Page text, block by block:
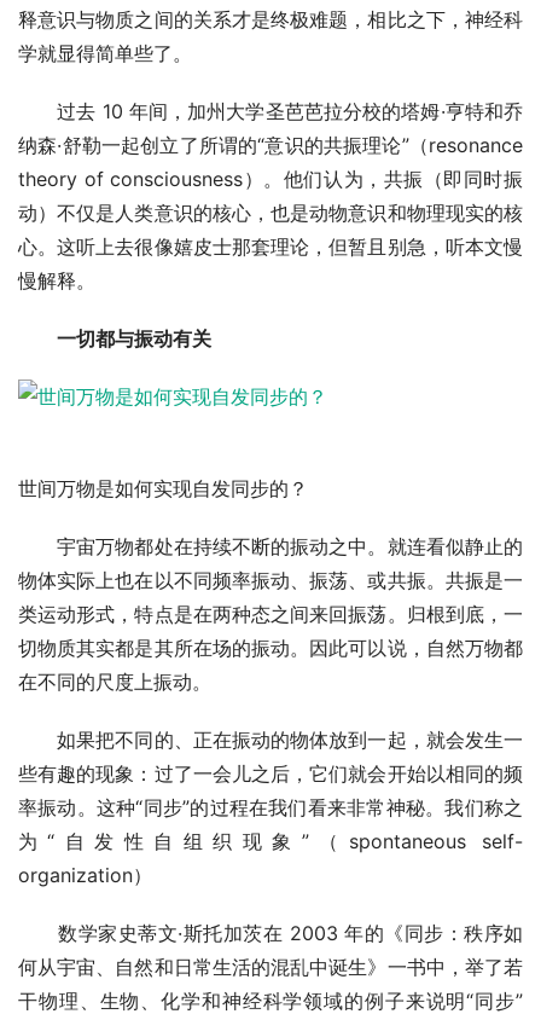
释意识与物质之间的关系才是终极难题，相比之下，神经科
学就显得简单些了。
过去 10 年间，加州大学圣芭芭拉分校的塔姆·亨特和乔
纳森·舒勒一起创立了所谓的“意识的共振理论”（resonance
theory of consciousness）。他们认为，共振（即同时振
动）不仅是人类意识的核心，也是动物意识和物理现实的核
心。这听上去很像嬉皮士那套理论，但暂且别急，听本文慢
慢解释。
一切都与振动有关
世间万物是如何实现自发同步的？
宇宙万物都处在持续不断的振动之中。就连看似静止的
物体实际上也在以不同频率振动、振荡、或共振。共振是一
类运动形式，特点是在两种态之间来回振荡。归根到底，一
切物质其实都是其所在场的振动。因此可以说，自然万物都
在不同的尺度上振动。
如果把不同的、正在振动的物体放到一起，就会发生一
些有趣的现象：过了一会儿之后，它们就会开始以相同的频
率振动。这种“同步”的过程在我们看来非常神秘。我们称之
为“自发性自组织现象”（spontaneous self-
organization）
数学家史蒂文·斯托加茨在 2003 年的《同步：秩序如
何从宇宙、自然和日常生活的混乱中诞生》一书中，举了若
干物理、生物、化学和神经科学领域的例子来说明“同步”